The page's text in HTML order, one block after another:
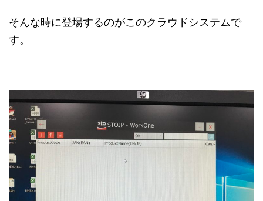
そんな時に登場するのがこのクラウドシステムで
す。